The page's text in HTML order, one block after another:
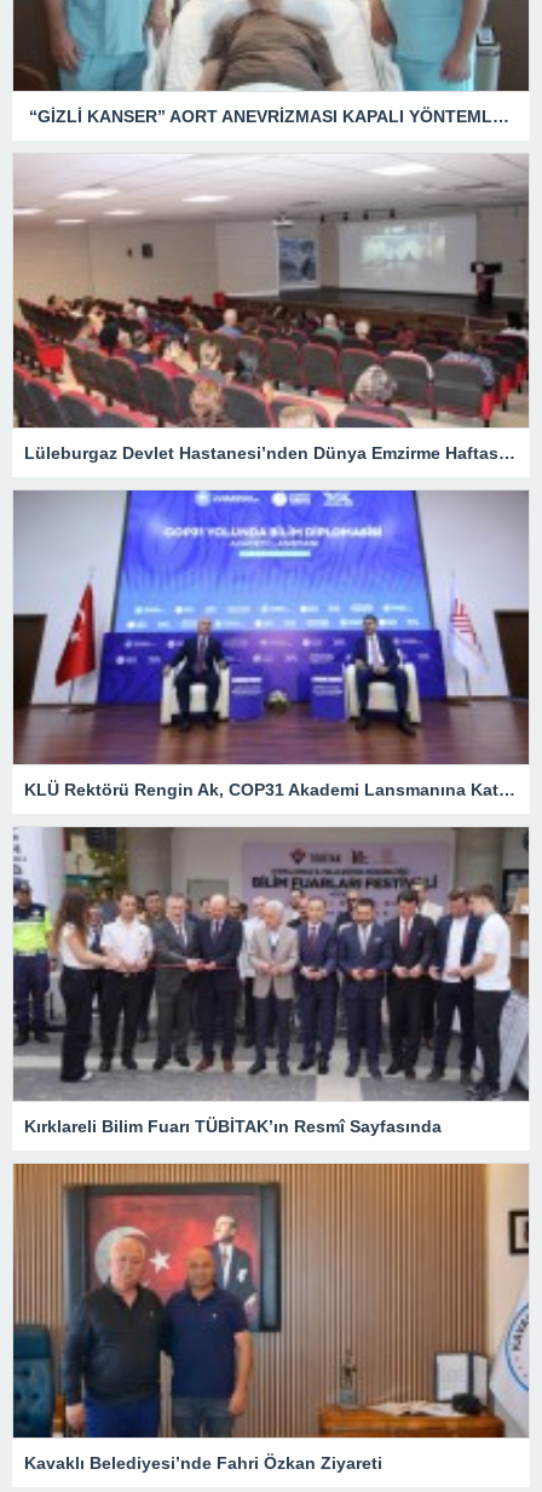
“GİZLİ KANSER” AORT ANEVRİZMASI KAPALI YÖNTEMLE TEDAVİ EDİLDİ
Lüleburgaz Devlet Hastanesi’nden Dünya Emzirme Haftası Katılımı
KLÜ Rektörü Rengin Ak, COP31 Akademi Lansmanına Katıldı
Kırklareli Bilim Fuarı TÜBİTAK’ın Resmî Sayfasında
Kavaklı Belediyesi’nde Fahri Özkan Ziyareti